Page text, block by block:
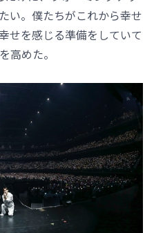
い。僕たちがこれから幸せ
せを感じる準備をしていて
高めた。